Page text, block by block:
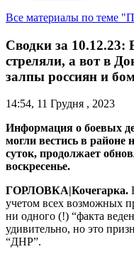
Все материалы по теме
Сводки за 10.12.23:
стреляли, а вот в
залпы россиян и
14:54, 11 Грудня , 2023
Информация о боевых
могли вестись в районе
суток, продолжает
воскресенье.
ГОРЛОВКА|Кочегарка.
учетом всех возможных
ни одного (!) “факта
удивительно, но это
“ДНР”.